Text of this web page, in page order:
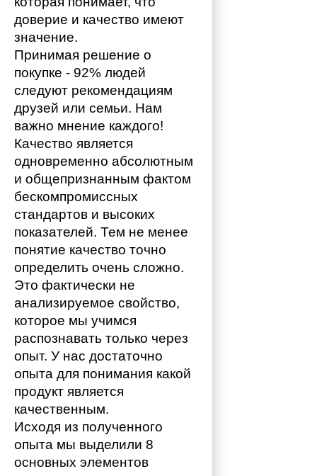
доверие и качество имеют
значение.
Принимая решение о
покупке - 92% людей
следуют рекомендациям
друзей или семьи. Нам
важно мнение каждого!
Качество является
одновременно абсолютным
и общепризнанным фактом
бескомпромиссных
стандартов и высоких
показателей. Тем не менее
понятие качество точно
определить очень сложно.
Это фактически не
анализируемое свойство,
которое мы учимся
распознавать только через
опыт. У нас достаточно
опыта для понимания какой
продукт является
качественным.
Исходя из полученного
опыта мы выделили 8
основных элементов